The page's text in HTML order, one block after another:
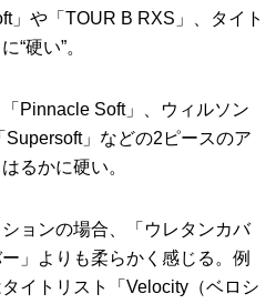
」や「TOUR B RXS」、タイト
“硬い”。
Pinnacle Soft」、ウィルソン
Supersoft」などの2ピースのア
るかに硬い。
ョンの場合、「ウレタンカバ
」よりも柔らかく感じる。例
イトリスト「Velocity（ベロシ